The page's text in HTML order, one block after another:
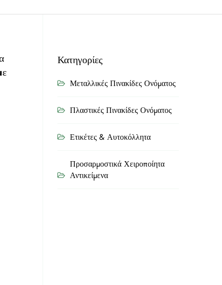
Κατηγορίες
Μεταλλικές Πινακίδες Ονόματος
Πλαστικές Πινακίδες Ονόματος
Ετικέτες & Αυτοκόλλητα
Προσαρμοστικά Χειροποίητα
Αντικείμενα